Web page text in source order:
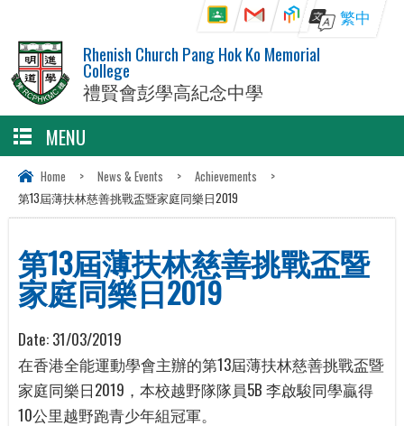
Rhenish Church Pang Hok Ko Memorial
College
禮賢會彭學高紀念中學
繁中
MENU
Home > News & Events > Achievements
>
第13屆薄扶林慈善挑戰盃暨家庭同樂日2019
第13屆薄扶林慈善挑戰盃暨
家庭同樂日2019
Date: 31/03/2019
在香港全能運動學會主辦的第13屆薄扶林慈善挑戰盃暨
家庭同樂日2019，本校越野隊隊員5B 李啟駿同學贏得
10公里越野跑青少年組冠軍。